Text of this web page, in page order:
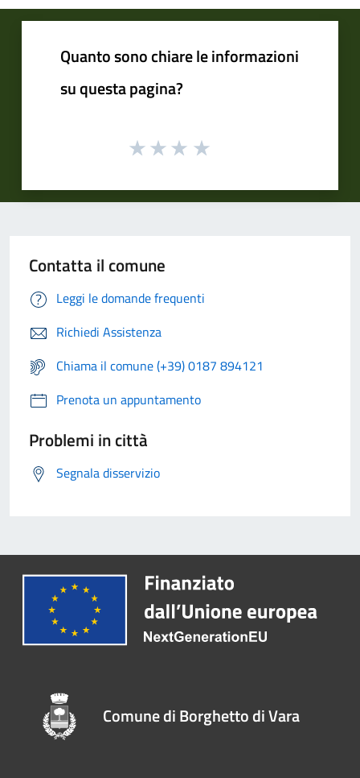
Quanto sono chiare le informazioni
su questa pagina?
Contatta il comune
Leggi le domande frequenti
Richiedi Assistenza
Chiama il comune (+39) 0187 894121
Prenota un appuntamento
Problemi in città
Segnala disservizio
Comune di Borghetto di Vara